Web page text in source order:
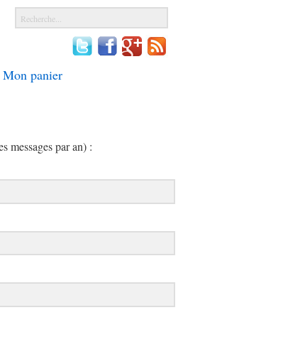
Mon panier
messages par an) :